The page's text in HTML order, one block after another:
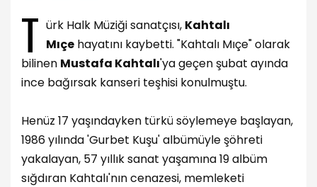
T ürk Halk Müziği sanatçısı, Kahtalı
Mıçe hayatını kaybetti. "Kahtalı Mıçe" olarak
bilinen Mustafa Kahtalı'ya geçen şubat ayında
ince bağırsak kanseri teşhisi konulmuştu.
Henüz 17 yaşındayken türkü söylemeye başlayan,
1986 yılında 'Gurbet Kuşu' albümüyle şöhreti
yakalayan, 57 yıllık sanat yaşamına 19 albüm
sığdıran Kahtalı'nın cenazesi, memleketi